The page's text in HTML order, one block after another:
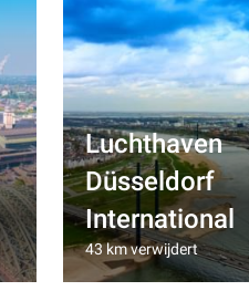
Luchthaven
Düsseldorf
International
43 km verwijdert